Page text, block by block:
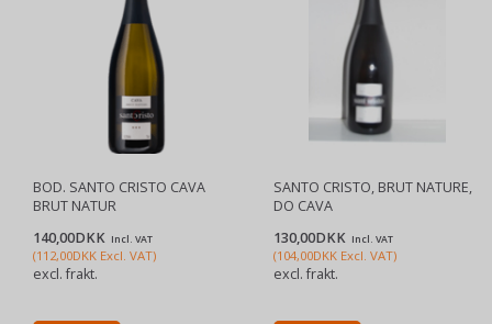
BOD. SANTO CRISTO CAVA
BRUT NATUR
140,00DKK Incl. VAT
(112,00DKK Excl. VAT)
excl. frakt.
SANTO CRISTO, BRUT NATURE,
DO CAVA
130,00DKK Incl. VAT
(104,00DKK Excl. VAT)
excl. frakt.